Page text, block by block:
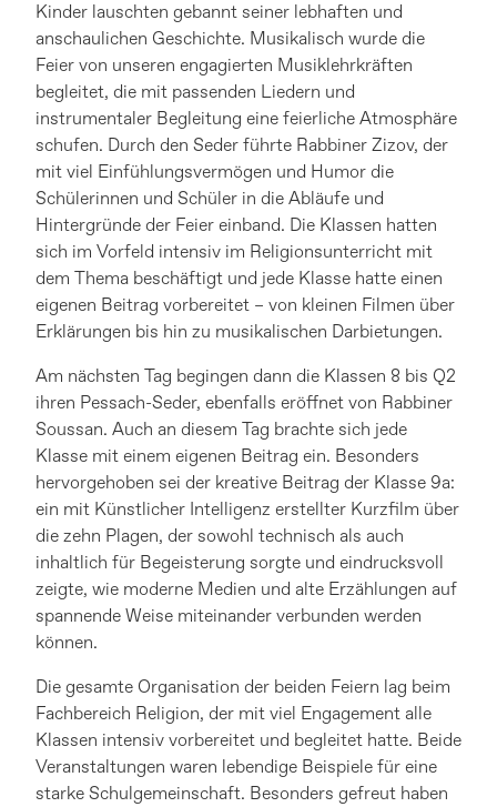
Kinder lauschten gebannt seiner lebhaften und
anschaulichen Geschichte. Musikalisch wurde die
Feier von unseren engagierten Musiklehrkräften
begleitet, die mit passenden Liedern und
instrumentaler Begleitung eine feierliche Atmosphäre
schufen. Durch den Seder führte Rabbiner Zizov, der
mit viel Einfühlungsvermögen und Humor die
Schülerinnen und Schüler in die Abläufe und
Hintergründe der Feier einband. Die Klassen hatten
sich im Vorfeld intensiv im Religionsunterricht mit
dem Thema beschäftigt und jede Klasse hatte einen
eigenen Beitrag vorbereitet – von kleinen Filmen über
Erklärungen bis hin zu musikalischen Darbietungen.
Am nächsten Tag begingen dann die Klassen 8 bis Q2
ihren Pessach-Seder, ebenfalls eröffnet von Rabbiner
Soussan. Auch an diesem Tag brachte sich jede
Klasse mit einem eigenen Beitrag ein. Besonders
hervorgehoben sei der kreative Beitrag der Klasse 9a:
ein mit Künstlicher Intelligenz erstellter Kurzfilm über
die zehn Plagen, der sowohl technisch als auch
inhaltlich für Begeisterung sorgte und eindrucksvoll
zeigte, wie moderne Medien und alte Erzählungen auf
spannende Weise miteinander verbunden werden
können.
Die gesamte Organisation der beiden Feiern lag beim
Fachbereich Religion, der mit viel Engagement alle
Klassen intensiv vorbereitet und begleitet hatte. Beide
Veranstaltungen waren lebendige Beispiele für eine
starke Schulgemeinschaft. Besonders gefreut haben